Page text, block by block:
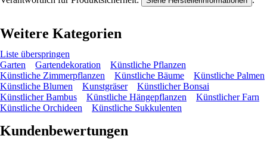
Weitere Kategorien
Liste überspringen
Garten
Gartendekoration
Künstliche Pflanzen
Künstliche Zimmerpflanzen
Künstliche Bäume
Künstliche Palmen
Künstliche Blumen
Kunstgräser
Künstlicher Bonsai
Künstlicher Bambus
Künstliche Hängepflanzen
Künstlicher Farn
Künstliche Orchideen
Künstliche Sukkulenten
Kundenbewertungen